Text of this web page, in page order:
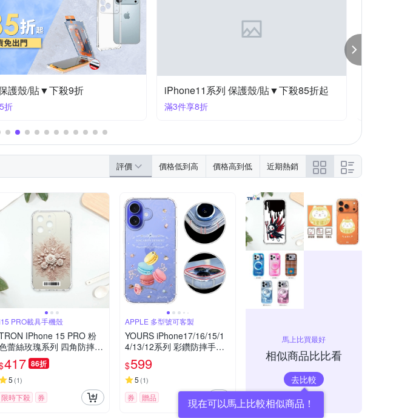
保護殼/貼▼下殺9折
折
iPhone11系列 保護殼/貼▼下殺85折起
滿3件享8折
評價 價格低到高 價格高到低 近期熱銷
PRO載具手機殼
IPhone 15 PRO 粉
蕾絲玫瑰系列 四角防摔載
具殼 軟殼 手機殼
417 86折
5 (1)
限時下殺 券
APPLE 多型號可客製
YOURS iPhone17/16/15/1
4/13/12系列 彩鑽防摔手機
殼-馬卡龍Air/16e/ProMax/P
lus/mini/SE/XR
$599
5 (1)
券 贈品
馬上比買最好
相似商品比比看
去比較
現在可以馬上比較相似商品！